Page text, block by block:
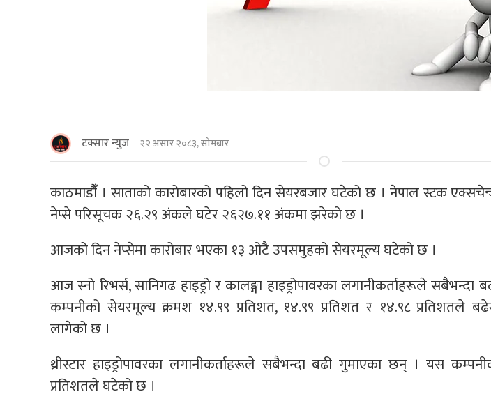
टक्सार न्युज २२ असार २०८३, सोमबार
काठमाडौंँ । साताको कारोबारको पहिलो दिन सेयरबजार घटेको छ । नेपाल स्टक
नेप्से परिसूचक २६.२९ अंकले घटेर २६२७.११ अंकमा झरेको छ ।
आजको दिन नेप्सेमा कारोबार भएका १३ ओटै उपसमुहको सेयरमूल्य घटेको छ ।
आज स्नो रिभर्स, सानिगढ हाइड्रो र कालङ्गा हाइड्रोपावरका लगानीकर्ताहरूले
कम्पनीको सेयरमूल्य क्रमश १४.९९ प्रतिशत, १४.९९ प्रतिशत र १४.९८ प्रतिशतले
लागेको छ ।
थ्रीस्टार हाइड्रोपावरका लगानीकर्ताहरूले सबैभन्दा बढी गुमाएका छन् । यस
प्रतिशतले घटेको छ ।